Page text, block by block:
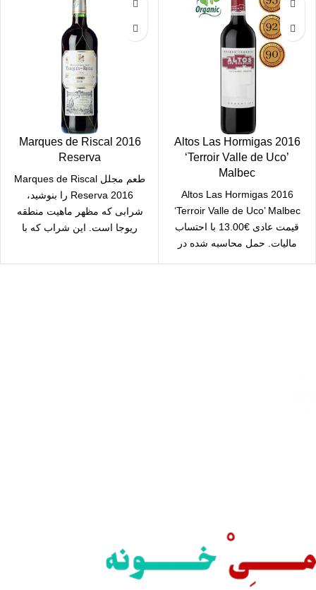
2016 Altos Las Hormigas
‘Terroir Valle de Uco’
Malbec
2016 Altos Las Hormigas
‘Terroir Valle de Uco’ Malbec
قیمت عادی €13.00 با احتساب
مالیات. حمل محاسبه شده در
2016 Marques de Riscal
Reserva
طعم مجلل Marques de Riscal
Reserva 2016 را بنوشید،
شرابی که مظهر ماهیت منطقه
ریوجا است. این شراب که با